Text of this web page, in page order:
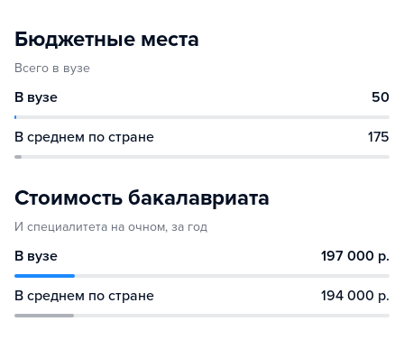
Бюджетные места
Всего в вузе
В вузе 50
В среднем по стране 175
Стоимость бакалавриата
И специалитета на очном, за год
В вузе 197 000 р.
В среднем по стране 194 000 р.